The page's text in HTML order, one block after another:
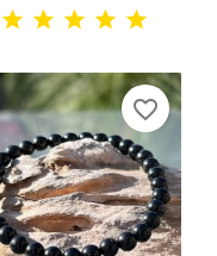
favorite_border